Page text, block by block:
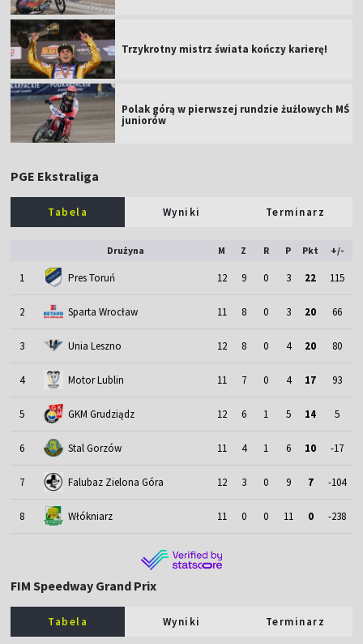
Trzykrotny mistrz świata kończy karierę!
Polak górą w pierwszej rundzie żużlowych MŚ
juniorów
PGE Ekstraliga
Tabela Wyniki Terminarz
Drużyna M Z R P Pkt +/-
1 Pres Toruń 12 9 0 3 22 115
2 Sparta Wrocław 11 8 0 3 20 66
3 Unia Leszno 12 8 0 4 20 80
4 Motor Lublin 11 7 0 4 17 93
5 GKM Grudziądz 12 6 1 5 14 5
6 Stal Gorzów 11 4 1 6 10 -17
7 Falubaz Zielona Góra 12 3 0 9 7 -104
8 Włókniarz 11 0 0 11 0 -238
FIM Speedway Grand Prix
Tabela Wyniki Terminarz